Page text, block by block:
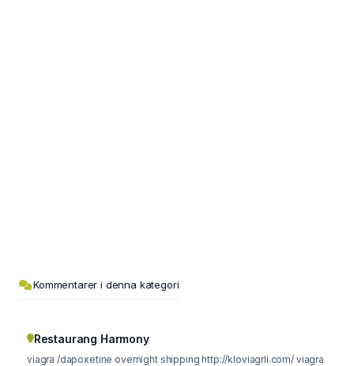
Kommentarer i denna kategori
Restaurang Harmony
viagra /dapoxetine overnight shipping http://kloviagrli.com/ viagra